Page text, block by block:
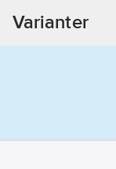
Varianter